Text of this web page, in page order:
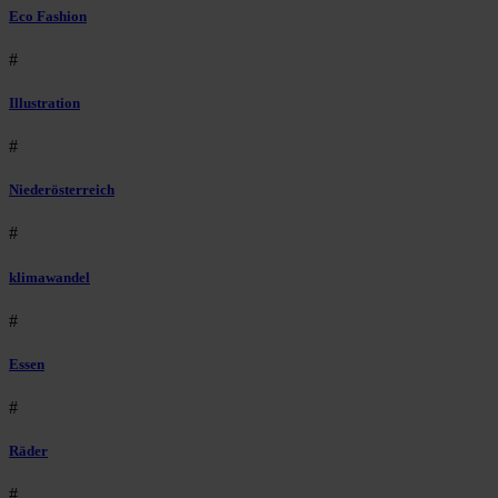
Eco Fashion
#
Illustration
#
Niederösterreich
#
klimawandel
#
Essen
#
Räder